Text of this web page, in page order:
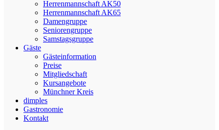
Herrenmannschaft AK50
Herrenmannschaft AK65
Damengruppe
Seniorengruppe
Samstagsgruppe
Gäste
Gästeinformation
Preise
Mitgliedschaft
Kursangebote
Münchner Kreis
dimples
Gastronomie
Kontakt